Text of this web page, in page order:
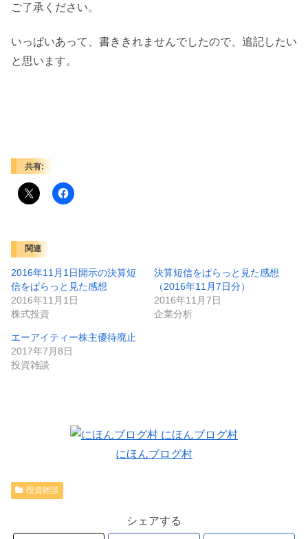
ご了承ください。
いっぱいあって、書ききれませんでしたので、追記したい
と思います。
共有:
関連
2016年11月1日開示の決算短
信をぱらっと見た感想
2016年11月1日
株式投資
決算短信をぱらっと見た感想
（2016年11月7日分）
2016年11月7日
企業分析
エーアイティー株主優待廃止
2017年7月8日
投資雑談
にほんブログ村
投資雑談
シェアする